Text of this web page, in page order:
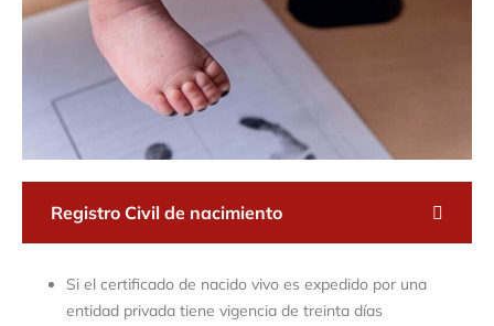
Registro Civil de nacimiento
Si el certificado de nacido vivo es expedido por una
entidad privada tiene vigencia de treinta días